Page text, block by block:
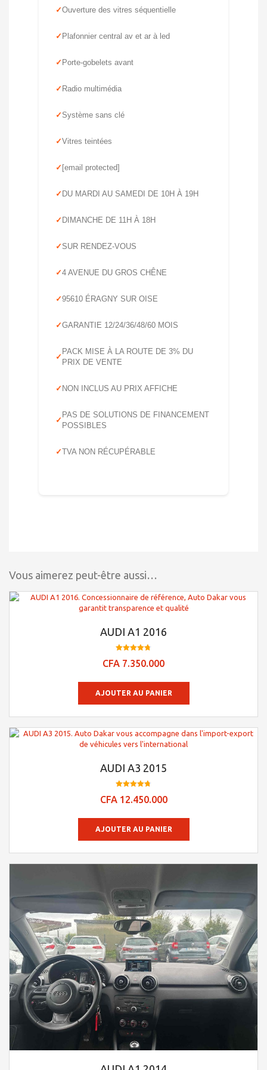
Ouverture des vitres séquentielle
Plafonnier central av et ar à led
Porte-gobelets avant
Radio multimédia
Système sans clé
Vitres teintées
[email protected]
DU MARDI AU SAMEDI DE 10H À 19H
DIMANCHE DE 11H À 18H
SUR RENDEZ-VOUS
4 AVENUE DU GROS CHÊNE
95610 ÉRAGNY SUR OISE
GARANTIE 12/24/36/48/60 MOIS
PACK MISE À LA ROUTE DE 3% DU
PRIX DE VENTE
NON INCLUS AU PRIX AFFICHE
PAS DE SOLUTIONS DE FINANCEMENT
POSSIBLES
TVA NON RÉCUPÉRABLE
Vous aimerez peut-être aussi…
AUDI A1 2016
4.73
CFA 7.350.000
AJOUTER AU PANIER
AUDI A3 2015
4.78
CFA12.450.000
AJOUTER AU PANIER